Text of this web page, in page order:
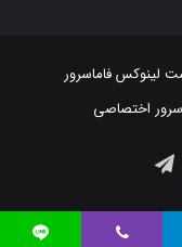
لینوکسفاماسرور
سرور اختصاصی